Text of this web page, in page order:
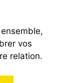
vos
relation.